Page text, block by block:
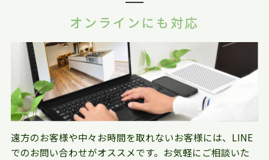
オンラインにも対応
遠方のお客様や中々お時間を取れないお客様には、LINE
でのお問い合わせがオススメです。お気軽にご相談いた